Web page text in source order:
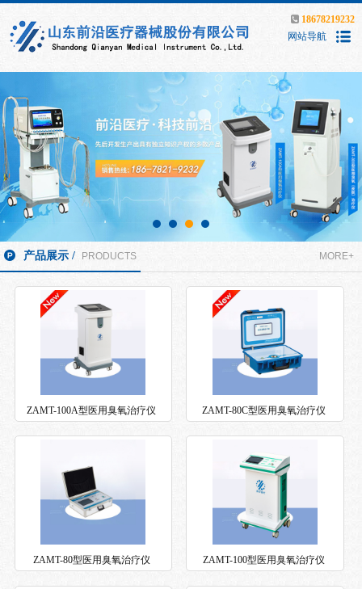
18678219232
网站导航
产品展示 / PRODUCTS MORE+
ZAMT-100A型医用臭氧治疗仪 ZAMT-80C型医用臭氧治疗仪
ZAMT-80型医用臭氧治疗仪 ZAMT-100型医用臭氧治疗仪